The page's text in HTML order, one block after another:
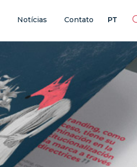
Notícias Contato PT
EN BR PT